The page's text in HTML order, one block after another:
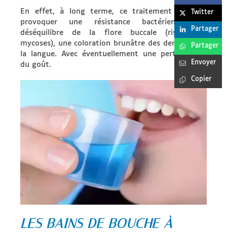
En effet, à long terme, ce traitement pourrait
provoquer une résistance bactérienne, un
déséquilibre de la flore buccale (risque de
mycoses), une coloration brunâtre des dents ou de
la langue. Avec éventuellement une perturbation
du goût.
LES BAINS DE BOUCHE À
Twitter
Partager
Partager
Envoyer
Copier